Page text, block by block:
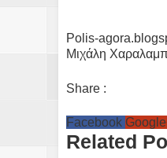
Polis-
Μιχάλη
Share :
Facebook
Related